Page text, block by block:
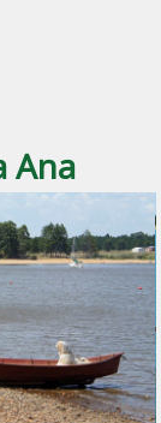
Ana